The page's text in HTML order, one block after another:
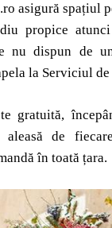
asigură spațiul
propice
nu dispun de
la Serviciul de
gratuită,
de
în toată țara.